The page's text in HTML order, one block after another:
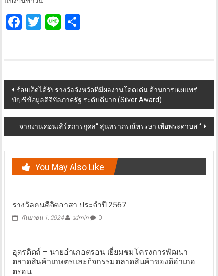
Facebook
Twitter
LineShare
Post
navigation
ร้อยเอ็ดได้รับรางวัลจังหวัดที่มีผลงานโดดเด่น ด้านการเผยแพร่
บัญชีข้อมูลดิจิทัลภาครัฐ ระดับดีมาก (Silver Award)
จากงานคอนเสิร์ตการกุศล“ สุนทราภรณ์หรรษา เพื่อพระดาบส “
You May Also Like
รางวัลคนดีจิตอาสา ประจำปี 2567
กันยายน 1, 2024 admin 0
อุตรดิตถ์ – นายอำเภอตรอน เยี่ยมชมโครงการพัฒนา
ตลาดสินค้าเกษตรและกิจกรรมตลาดสินค้าของดีอำเภอ
ตรอน